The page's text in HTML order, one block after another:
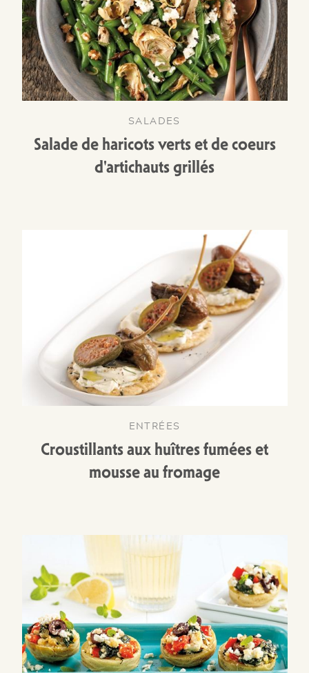
SALADES
Salade de haricots verts et de coeurs
d'artichauts grillés
ENTRÉES
Croustillants aux huîtres fumées et
mousse au fromage